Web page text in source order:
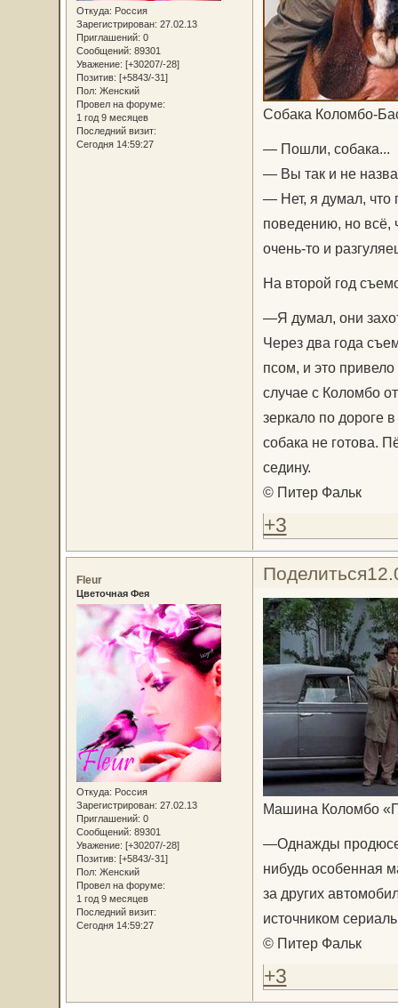
Откуда: Россия
Зарегистрирован: 27.02.13
Приглашений: 0
Сообщений: 89301
Уважение: [+30207/-28]
Позитив: [+5843/-31]
Пол: Женский
Провел на форуме:
1 год 9 месяцев
Последний визит:
Сегодня 14:59:27
Собака Коломбо-
— Пошли, собака...
— Вы так и не
— Нет, я думал, что
поведению, но всё,
очень-то и
На второй год
—Я думал, они
Через два года
псом, и это
случае с Коломбо
зеркало по дороге
собака не готова.
седину.
© Питер Фальк
+3
Поделиться
Fleur
Цветочная Фея
Откуда: Россия
Зарегистрирован: 27.02.13
Приглашений: 0
Сообщений: 89301
Уважение: [+30207/-28]
Позитив: [+5843/-31]
Пол: Женский
Провел на форуме:
1 год 9 месяцев
Последний визит:
Сегодня 14:59:27
Машина Коломбо
—Однажды
нибудь особенная
за других
источником
© Питер Фальк
+3